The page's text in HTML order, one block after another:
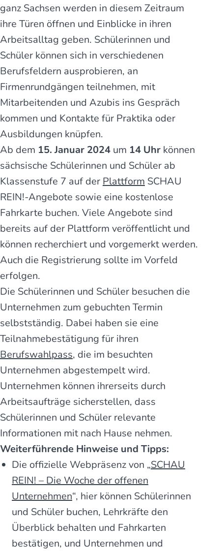
ganz Sachsen werden in diesem Zeitraum
ihre Türen öffnen und Einblicke in ihren
Arbeitsalltag geben. Schülerinnen und
Schüler können sich in verschiedenen
Berufsfeldern ausprobieren, an
Firmenrundgängen teilnehmen, mit
Mitarbeitenden und Azubis ins Gespräch
kommen und Kontakte für Praktika oder
Ausbildungen knüpfen.
Ab dem 15. Januar 2024 um 14 Uhr können
sächsische Schülerinnen und Schüler ab
Klassenstufe 7 auf der Plattform SCHAU
REIN!-Angebote sowie eine kostenlose
Fahrkarte buchen. Viele Angebote sind
bereits auf der Plattform veröffentlicht und
können recherchiert und vorgemerkt werden.
Auch die Registrierung sollte im Vorfeld
erfolgen.
Die Schülerinnen und Schüler besuchen die
Unternehmen zum gebuchten Termin
selbstständig. Dabei haben sie eine
Teilnahmebestätigung für ihren
Berufswahlpass, die im besuchten
Unternehmen abgestempelt wird.
Unternehmen können ihrerseits durch
Arbeitsaufträge sicherstellen, dass
Schülerinnen und Schüler relevante
Informationen mit nach Hause nehmen.
Weiterführende Hinweise und Tipps:
Die offizielle Webpräsenz von „SCHAU
REIN! – Die Woche der offenen
Unternehmen“, hier können Schülerinnen
und Schüler buchen, Lehrkräfte den
Überblick behalten und Fahrkarten
bestätigen, und Unternehmen und